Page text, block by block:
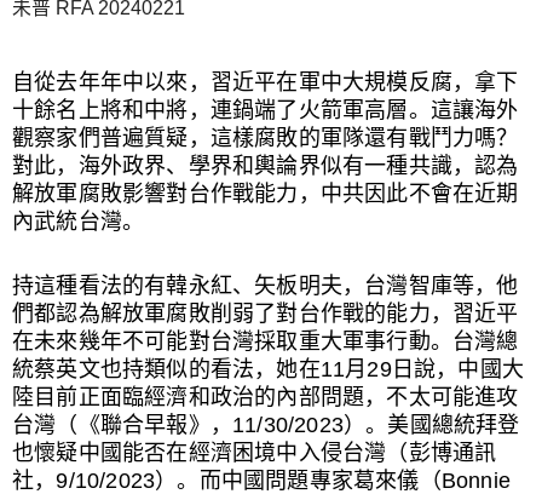
未普 RFA 20240221
自從去年年中以來，習近平在軍中大規模反腐，拿下
十餘名上將和中將，連鍋端了火箭軍高層。這讓海外
觀察家們普遍質疑，這樣腐敗的軍隊還有戰鬥力嗎？
對此，海外政界、學界和輿論界似有一種共識，認為
解放軍腐敗影響對台作戰能力，中共因此不會在近期
內武統台灣。
持這種看法的有韓永紅、矢板明夫，台灣智庫等，他
們都認為解放軍腐敗削弱了對台作戰的能力，習近平
在未來幾年不可能對台灣採取重大軍事行動。台灣總
統蔡英文也持類似的看法，她在11月29日說，中國大
陸目前正面臨經濟和政治的內部問題，不太可能進攻
台灣（《聯合早報》，11/30/2023）。美國總統拜登
也懷疑中國能否在經濟困境中入侵台灣（彭博通訊
社，9/10/2023）。而中國問題專家葛來儀（Bonnie